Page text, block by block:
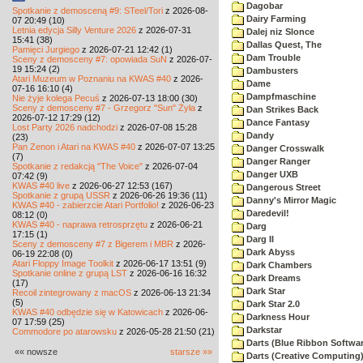
Spotkanie z demosceną #9: STeel/Tori z 2026-08-
07 20:49 (10)
Letnia edycja Silly Venture 2026 z 2026-07-31
15:41 (38)
Pamięci Jurgiego z 2026-07-21 12:42 (1)
Sceny z demosceny #7: opowiada SuN z 2026-07-
19 15:24 (2)
Atari Muzeum w Poznaniu na KWAS #40 z 2026-
07-16 16:10 (4)
Nie żyje kolega Pecuś z 2026-07-13 18:00 (30)
Sceny z demosceny #7 - Grzegorz "Sun" Żyła z
2026-07-12 17:29 (12)
Lost Party 2026 nadchodzi z 2026-07-08 15:28
(23)
Pan Zenon i Atari na KWAS #40 z 2026-07-07 13:25
(7)
Spotkanie z redakcją "The Voice" z 2026-07-04
07:42 (9)
KWAS #40 live z 2026-06-27 12:53 (167)
Spotkanie z grupą USSR z 2026-06-26 19:36 (11)
KWAS #40 - zabierzcie Atari Portfolio! z 2026-06-23
08:12 (0)
KWAS #40 - naprawa retrosprzętu z 2026-06-21
17:15 (1)
Sceny z demosceny #7 z Bigerem i MBR z 2026-
06-19 22:08 (0)
Atari Floppy Image Toolkit z 2026-06-17 13:51 (9)
Spotkanie online z grupą LST z 2026-06-16 16:32
(17)
Recoil zintegrowany z macOS z 2026-06-13 21:34
(5)
KWAS #40 odbędzie się w Katowicach z 2026-06-
07 17:59 (25)
Commodore po atarowsku z 2026-05-28 21:50 (21)
«« nowsze starsze »»
Dagobar
Dairy Farming
Dalej niz Slonce
Dallas Quest, The
Dam Trouble
Dambusters
Dame
Dampfmaschine
Dan Strikes Back
Dance Fantasy
Dandy
Danger Crosswalk
Danger Ranger
Danger UXB
Dangerous Street
Danny's Mirror Magic
Daredevil!
Darg
Darg II
Dark Abyss
Dark Chambers
Dark Dreams
Dark Star
Dark Star 2.0
Darkness Hour
Darkstar
Darts (Blue Ribbon
Darts (Creative Computing)